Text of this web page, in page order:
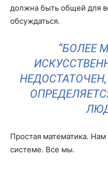
должна быть общей для
обсуждаться.
“БОЛЕЕ
Простая математика.
системе. Все мы.